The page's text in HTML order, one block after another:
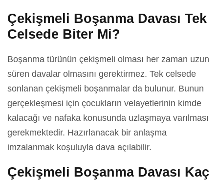
Çekişmeli Boşanma Davası Tek
Celsede Biter Mi?
Boşanma türünün çekişmeli olması her zaman uzun
süren davalar olmasını gerektirmez. Tek celsede
sonlanan çekişmeli boşanmalar da bulunur. Bunun
gerçekleşmesi için çocukların velayetlerinin kimde
kalacağı ve nafaka konusunda uzlaşmaya varılması
gerekmektedir. Hazırlanacak bir anlaşma
imzalanmak koşuluyla dava açılabilir.
Çekişmeli Boşanma Davası Kaç